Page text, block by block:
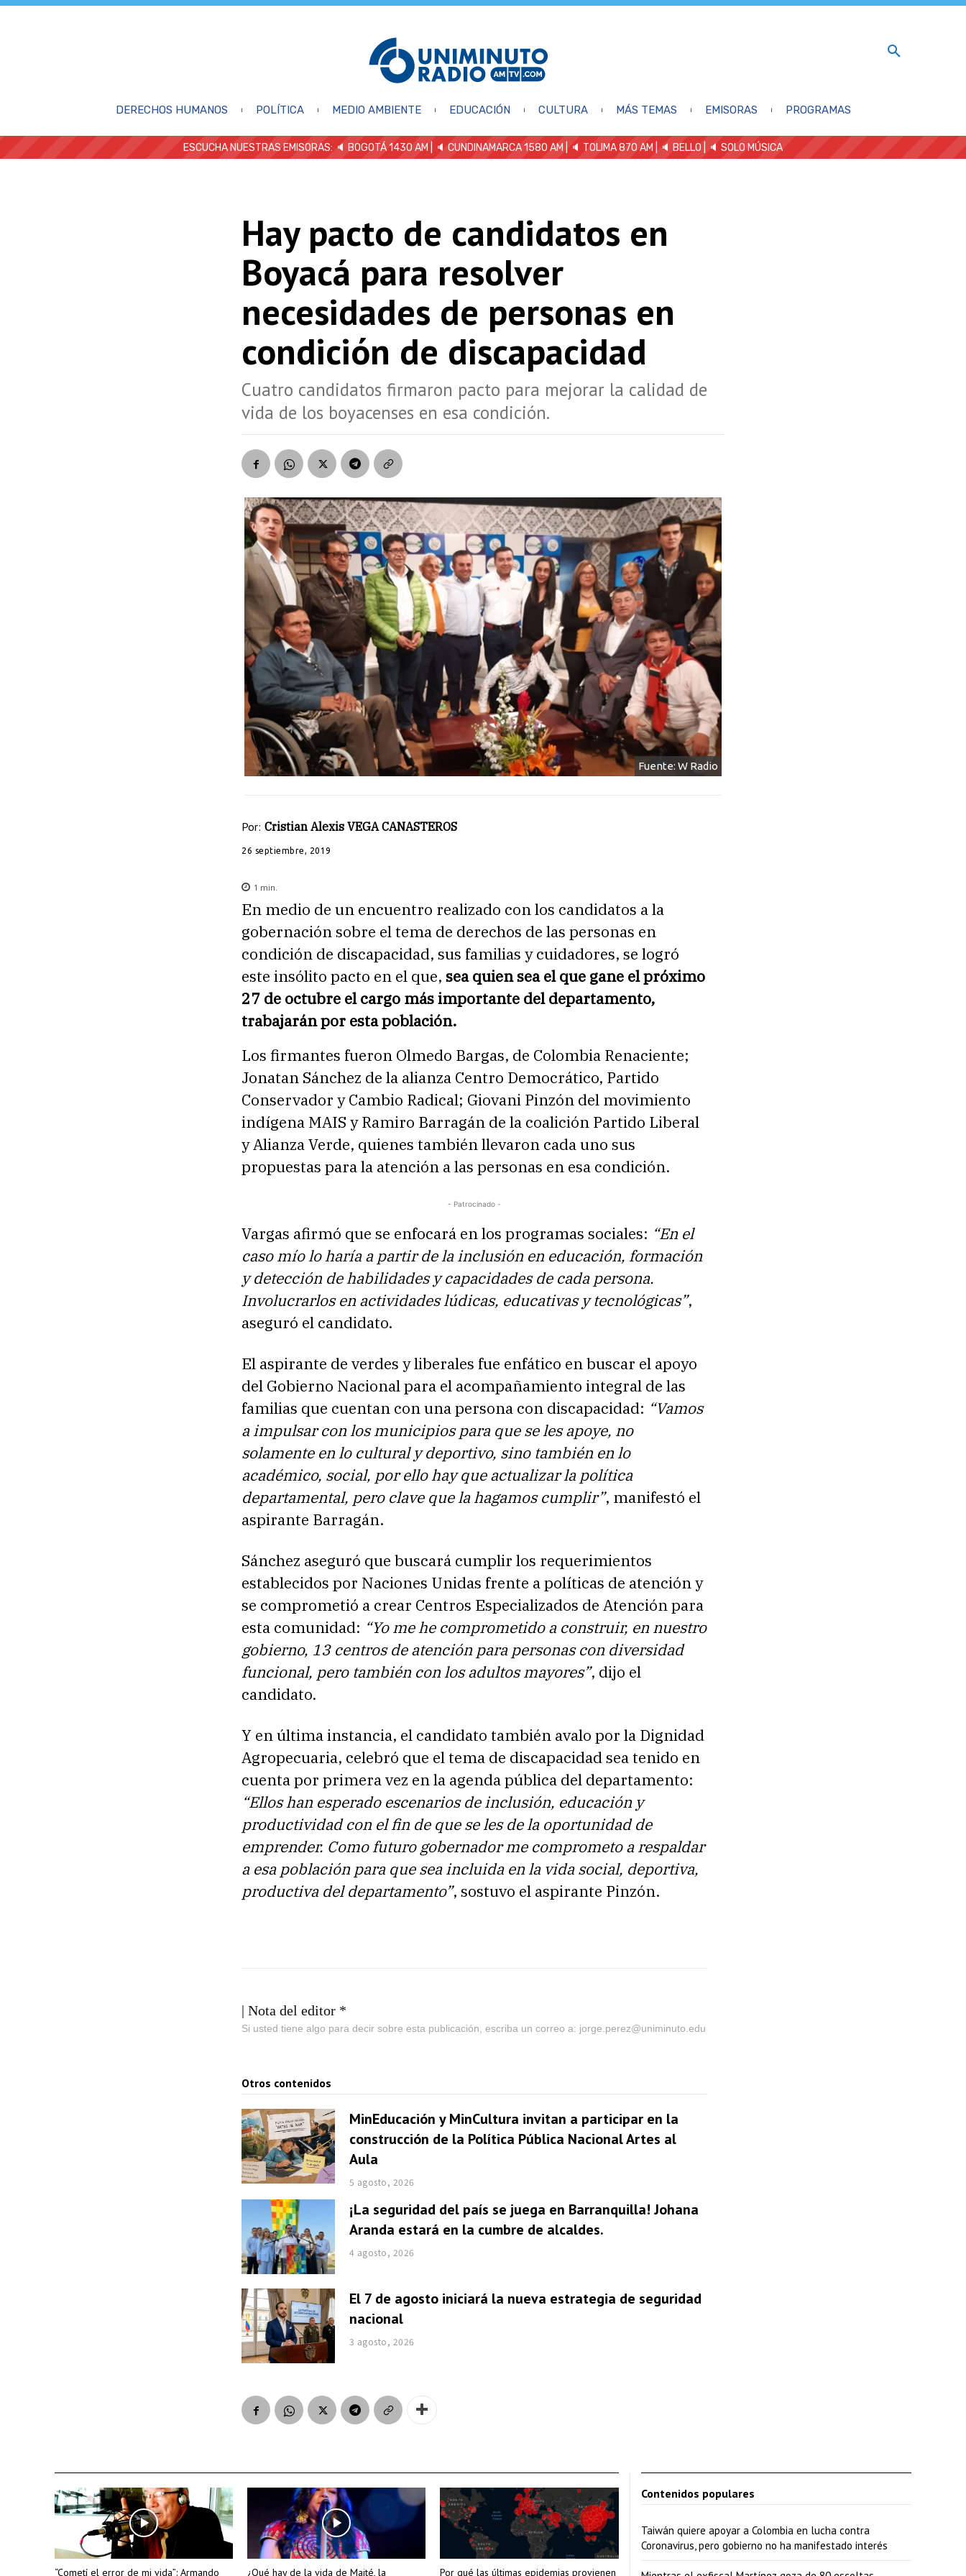
DERECHOS HUMANOS POLÍTICA MEDIO AMBIENTE EDUCACIÓN CULTURA MÁS TEMAS EMISORAS PROGRAMAS
ESCUCHA NUESTRAS EMISORAS: 🔈 BOGOTÁ 1430 AM | 🔈 CUNDINAMARCA 1580 AM | 🔈 TOLIMA 870 AM | 🔈 BELLO 🔈 SOLO MÚSICA
Hay pacto de candidatos en
Boyacá para resolver
necesidades de personas en
condición de discapacidad
Cuatro candidatos firmaron pacto para mejorar la calidad de
vida de los boyacenses en esa condición.
Fuente: W Radio
Por: Cristian Alexis VEGA CANASTEROS
26 septiembre, 2019
1 min.
En medio de un encuentro realizado con los candidatos a la
gobernación sobre el tema de derechos de las personas en
condición de discapacidad, sus familias y cuidadores, se logró
este insólito pacto en el que, sea quien sea el que gane el próximo
27 de octubre el cargo más importante del departamento,
trabajarán por esta población.
Los firmantes fueron Olmedo Bargas, de Colombia Renaciente;
Jonatan Sánchez de la alianza Centro Democrático, Partido
Conservador y Cambio Radical; Giovani Pinzón del movimiento
indígena MAIS y Ramiro Barragán de la coalición Partido Liberal
y Alianza Verde, quienes también llevaron cada uno sus
propuestas para la atención a las personas en esa condición.
- Patrocinado -
Vargas afirmó que se enfocará en los programas sociales: “En el
caso mío lo haría a partir de la inclusión en educación, formación
y detección de habilidades y capacidades de cada persona.
Involucrarlos en actividades lúdicas, educativas y tecnológicas”,
aseguró el candidato.
El aspirante de verdes y liberales fue enfático en buscar el apoyo
del Gobierno Nacional para el acompañamiento integral de las
familias que cuentan con una persona con discapacidad: “Vamos
a impulsar con los municipios para que se les apoye, no
solamente en lo cultural y deportivo, sino también en lo
académico, social, por ello hay que actualizar la política
departamental, pero clave que la hagamos cumplir”, manifestó el
aspirante Barragán.
Sánchez aseguró que buscará cumplir los requerimientos
establecidos por Naciones Unidas frente a políticas de atención y
se comprometió a crear Centros Especializados de Atención para
esta comunidad: “Yo me he comprometido a construir, en nuestro
gobierno, 13 centros de atención para personas con diversidad
funcional, pero también con los adultos mayores”, dijo el
candidato.
Y en última instancia, el candidato también avalo por la Dignidad
Agropecuaria, celebró que el tema de discapacidad sea tenido en
cuenta por primera vez en la agenda pública del departamento:
“Ellos han esperado escenarios de inclusión, educación y
productividad con el fin de que se les de la oportunidad de
emprender. Como futuro gobernador me comprometo a respaldar
a esa población para que sea incluida en la vida social, deportiva,
productiva del departamento”, sostuvo el aspirante Pinzón.
| Nota del editor *
Si usted tiene algo para decir sobre esta publicación, escriba un correo a: jorge.perez@uniminuto.edu
Otros contenidos
MinEducación y MinCultura invitan a participar en la
construcción de la Política Pública Nacional Artes al
Aula
5 agosto, 2026
¡La seguridad del país se juega en Barranquilla! Johana
Aranda estará en la cumbre de alcaldes.
4 agosto, 2026
El 7 de agosto iniciará la nueva estrategia de seguridad
nacional
3 agosto, 2026
“Cometí el error de mi vida”: Armando ¿Qué hay de la vida de Maité, la Por qué las últimas epidemias provienen
Contenidos populares
Taiwán quiere apoyar a Colombia en lucha contra
Coronavirus, pero gobierno no ha manifestado interés